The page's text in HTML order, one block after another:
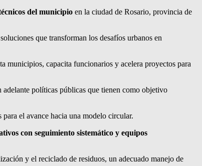
del municipio en la ciudad de Rosario, provincia de
que transforman los desafíos urbanos en
municipios, capacita funcionarios y acelera proyectos para
políticas públicas que tienen como objetivo
el avance hacia una modelo circular.
con seguimiento sistemático y equipos
y el reciclado de residuos, un adecuado manejo de